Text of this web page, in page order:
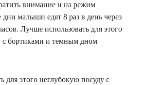
внимание и на режим
малыши едят 8 раз в день через
Лучше использовать для этого
с бортиками и темным дном
для этого неглубокую посуду с